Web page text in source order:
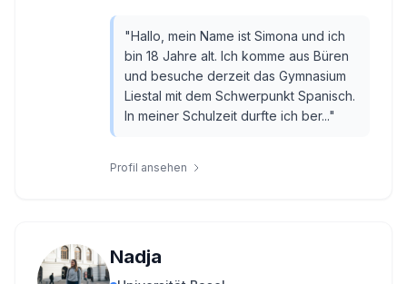
"Hallo, mein Name ist Simona und ich
bin 18 Jahre alt. Ich komme aus Büren
und besuche derzeit das Gymnasium
Liestal mit dem Schwerpunkt Spanisch.
In meiner Schulzeit durfte ich ber..."
Profil ansehen
Nadja